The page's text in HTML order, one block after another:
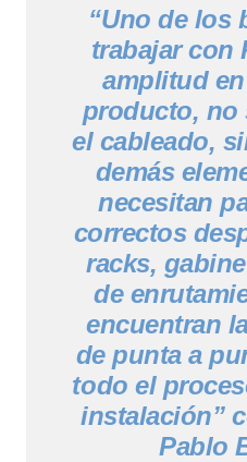
“Uno de los
trabajar con
amplitud
producto, no
el cableado,
demás
necesitan
correctos
racks,
de
encuentran
de punta a
todo el
instalación”
Pablo